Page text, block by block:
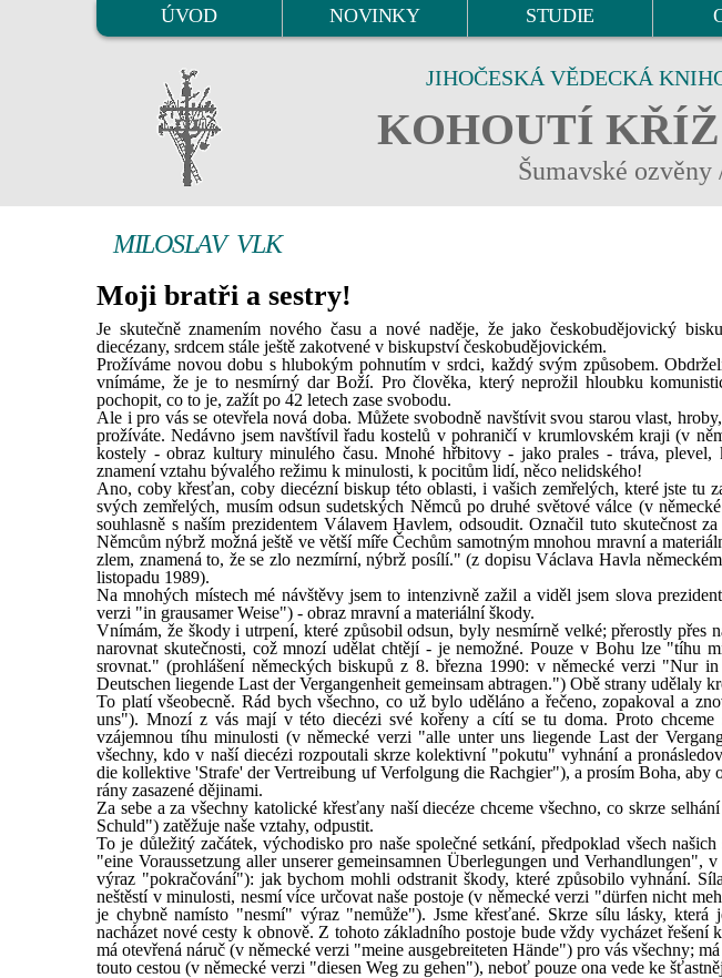
ÚVOD NOVINKY STUDIE
JIHOČESKÁ VĚDECKÁ
KOHOUTÍ
Šumavské
MILOSLAV VLK
Moji bratři a sestry!
Je skutečně znamením nového času a nové naděje, že jako českobudějovický
diecézany, srdcem stále ještě zakotvené v biskupství českobudějovickém.
Prožíváme novou dobu s hlubokým pohnutím v srdci, každý svým způsobem.
vnímáme, že je to nesmírný dar Boží. Pro člověka, který neprožil hloubku
pochopit, co to je, zažít po 42 letech zase svobodu.
Ale i pro vás se otevřela nová doba. Můžete svobodně navštívit svou starou vlast,
prožíváte. Nedávno jsem navštívil řadu kostelů v pohraničí v krumlovském kraji (v
kostely - obraz kultury minulého času. Mnohé hřbitovy - jako prales - tráva,
znamení vztahu bývalého režimu k minulosti, k pocitům lidí, něco nelidského!
Ano, coby křesťan, coby diecézní biskup této oblasti, i vašich zemřelých, které jste tu
svých zemřelých, musím odsun sudetských Němců po druhé světové válce (v
souhlasně s naším prezidentem Válavem Havlem, odsoudit. Označil tuto skutečnost
Němcům nýbrž možná ještě ve větší míře Čechům samotným mnohou mravní a
zlem, znamená to, že se zlo nezmírní, nýbrž posílí." (z dopisu Václava Havla
listopadu 1989).
Na mnohých místech mé návštěvy jsem to intenzivně zažil a viděl jsem slova
verzi "in grausamer Weise") - obraz mravní a materiální škody.
Vnímám, že škody i utrpení, které způsobil odsun, byly nesmírně velké; přerostly přes
narovnat skutečnosti, což mnozí udělat chtějí - je nemožné. Pouze v Bohu lze "tíhu
srovnat." (prohlášení německých biskupů z 8. března 1990: v německé verzi "Nur
Deutschen liegende Last der Vergangenheit gemeinsam abtragen.") Obě strany udělaly
To platí všeobecně. Rád bych všechno, co už bylo uděláno a řečeno, zopakoval a
uns"). Mnozí z vás mají v této diecézi své kořeny a cítí se tu doma. Proto chceme
vzájemnou tíhu minulosti (v německé verzi "alle unter uns liegende Last der
všechny, kdo v naší diecézi rozpoutali skrze kolektivní "pokutu" vyhnání a
die kollektive 'Strafe' der Vertreibung uf Verfolgung die Rachgier"), a prosím Boha, aby
rány zasazené dějinami.
Za sebe a za všechny katolické křesťany naší diecéze chceme všechno, co skrze
Schuld") zatěžuje naše vztahy, odpustit.
To je důležitý začátek, východisko pro naše společné setkání, předpoklad všech
"eine Voraussetzung aller unserer gemeinsamnen Überlegungen und
výraz "pokračování"): jak bychom mohli odstranit škody, které způsobilo vyhnání.
neštěstí v minulosti, nesmí více určovat naše postoje (v německé verzi "dürfen nicht
je chybně namísto "nesmí" výraz "nemůže"). Jsme křesťané. Skrze sílu lásky,
nacházet nové cesty k obnově. Z tohoto základního postoje bude vždy vycházet řešení
má otevřená náruč (v německé verzi "meine ausgebreiteten Hände") pro vás všechny;
touto cestou (v německé verzi "diesen Weg zu gehen"), neboť pouze ona vede ke